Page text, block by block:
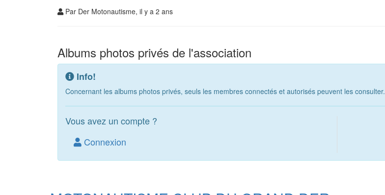
Par Der Motonautisme, il y a 2 ans
Albums photos privés de l'association
Info!
Concernant les albums photos privés, seuls les membres connectés et autorisés peuvent les consulter.
Vous avez un compte ?
Connexion